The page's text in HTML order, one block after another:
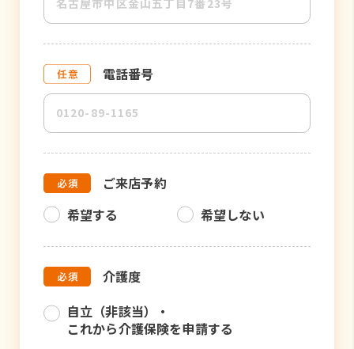
電話番号
ご来店予約
希望する
希望しない
介護度
自立（非該当）・
これから介護保険を申請する